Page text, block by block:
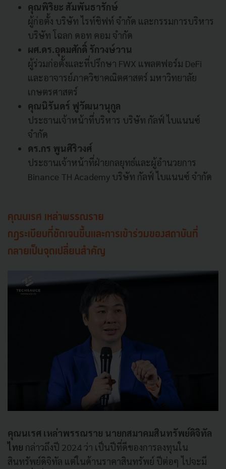
คุณพิริยะ สัมพันธารักษ์
ผู้ก่อตั้ง บริษัท ไรท์ชิฟท์ จำกัด และกรรมการบริหาร
บริษัท โฉลก ดอท คอม จำกัด
ผศ.ดร.อุดมศักดิ์ รักวงษ์วาน
ผู้ร่วมก่อตั้งและที่ปรึกษา FWX แพลตฟอร์ม DeFi
และอาจารย์ภาควิชาคณิตศาสตร์ มหาวิทยาลัย
เกษตรศาสตร์
คุณนิรันดร์ ฟูวัฒนานุกูล
ประธานเจ้าหน้าที่บริหาร บริษัท กัลฟ์ ไบแนนซ์
จำกัด
ดร.กร พูนศิริวงศ์
ประธานเจ้าหน้าที่ฝ่ายกลยุทธ์และผู้อำนวยการ
Binance TH Academy บริษัท กัลฟ์ ไบแนนซ์ จำกัด
คุณนเรศ เหล่าพรรณราย
กฎระเบียบที่ชัดเจนขึ้นและการเข้าร่วมของสถาบันที่
กลายเป็นจุดเปลี่ยนสำคัญ
คุณนเรศ เหล่าพรรณราย นายกสมาคมสินทรัพย์ดิจิทัล
ไทย กล่าวถึงปี 2024 ว่า เป็นปีที่ดีของการลงทุนใน
สินทรัพย์ดิจิทัล แต่ในด้านราคาสินทรัพย์ ปีต่อๆ ไปจะมี